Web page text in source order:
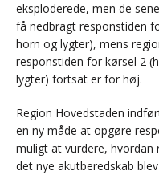
eksploderede, men de
få nedbragt responstiden
horn og lygter), mens
responstiden for kørsel 2
lygter) fortsat er for høj.
Region Hovedstaden
en ny måde at opgøre
muligt at vurdere, hvordan
det nye akutberedskab